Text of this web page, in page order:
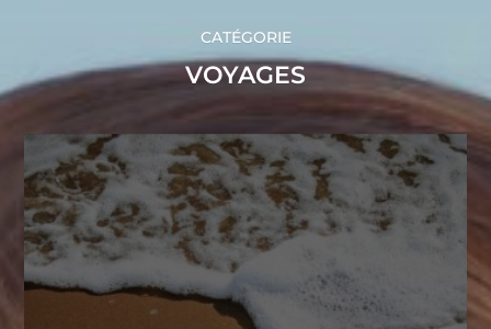
CATÉGORIE
VOYAGES